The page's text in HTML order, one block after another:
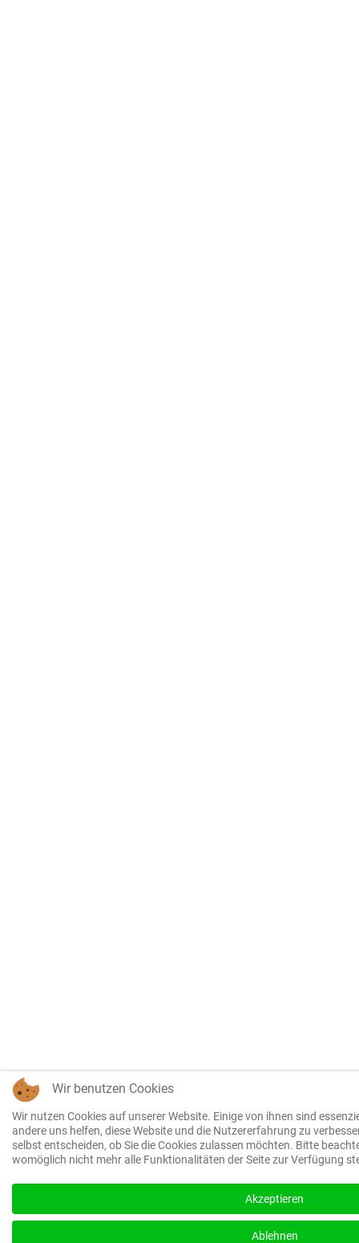
traffic analysis. By continuing to visit this site you
Wir benutzen Cookies
Wir nutzen Cookies auf unserer Website. Einige von ihnen sind
andere uns helfen, diese Website und die Nutzererfahrung zu
selbst entscheiden, ob Sie die Cookies zulassen möchten. Bitte
womöglich nicht mehr alle Funktionalitäten der Seite zur Verfügung
Akzeptieren
Ablehnen